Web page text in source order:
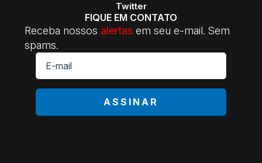
Twitter
FIQUE EM CONTATO
Receba nossos alertas em seu e-mail. Sem
spams.
E-
mail
*
ASSINAR